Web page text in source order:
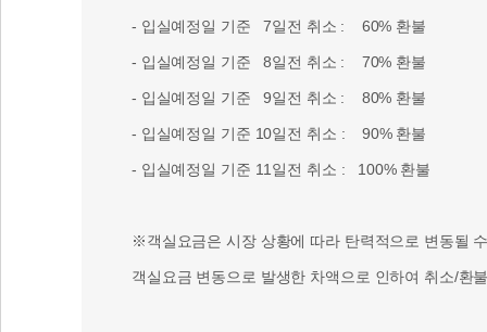
- 입실예정일 기준 7일전 취소 : 60% 환불
- 입실예정일 기준 8일전 취소 : 70% 환불
- 입실예정일 기준 9일전 취소 : 80% 환불
- 입실예정일 기준 10일전 취소 : 90% 환불
- 입실예정일 기준 11일전 취소 : 100% 환불
※객실요금은 시장 상황에 따라 탄력적으로 변동될
객실요금 변동으로 발생한 차액으로 인하여 취소/환